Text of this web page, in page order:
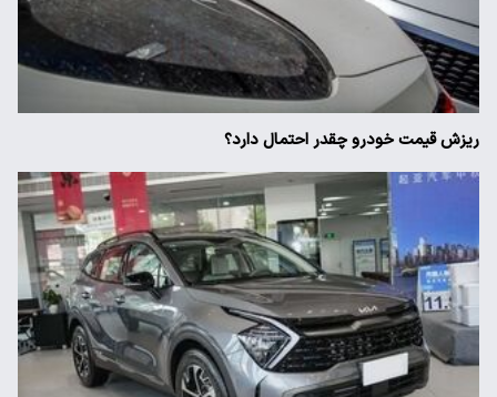
ریزش قیمت خودرو چقدر احتمال دارد؟